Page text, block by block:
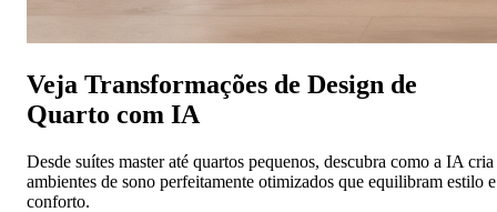
Veja Transformações de Design de
Quarto com IA
Desde suítes master até quartos pequenos, descubra como a IA cria
ambientes de sono perfeitamente otimizados que equilibram estilo e
conforto.